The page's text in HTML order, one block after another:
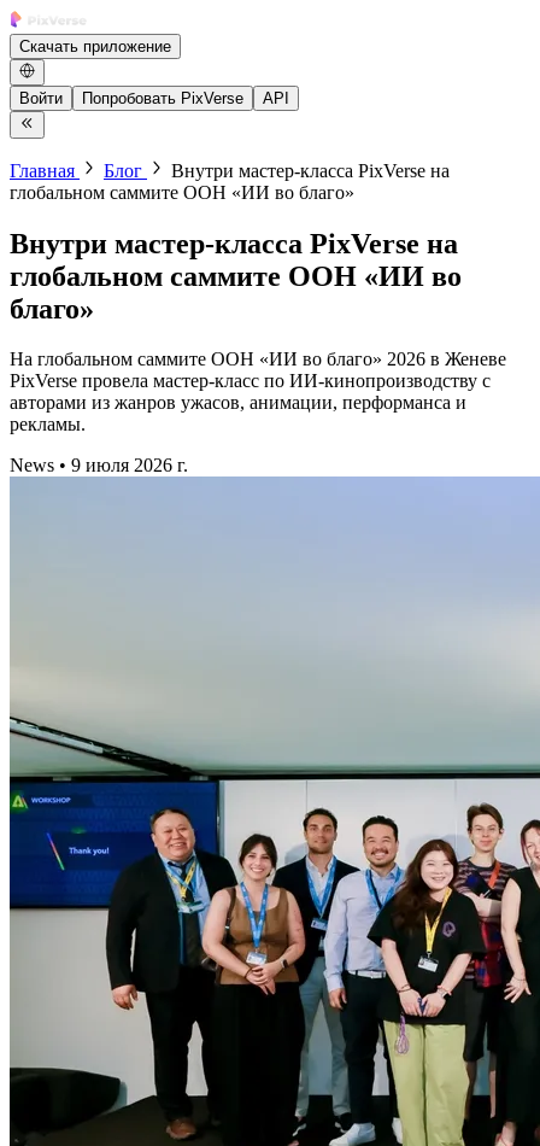
Скачать приложение
Войти Попробовать PixVerse API
Главная Блог
Внутри мастер-класса PixVerse на
глобальном саммите ООН «ИИ во благо»
Внутри мастер-класса PixVerse на
глобальном саммите ООН «ИИ во
благо»
На глобальном саммите ООН «ИИ во благо» 2026 в Женеве
PixVerse провела мастер-класс по ИИ-кинопроизводству с
авторами из жанров ужасов, анимации, перформанса и
рекламы.
News • 9 июля 2026 г.